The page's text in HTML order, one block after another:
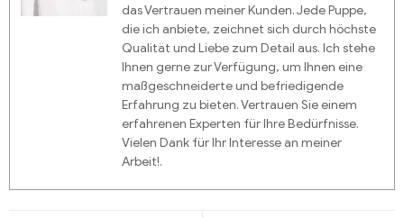
das Vertrauen meiner Kunden. Jede Puppe,
die ich anbiete, zeichnet sich durch höchste
Qualität und Liebe zum Detail aus. Ich stehe
Ihnen gerne zur Verfügung, um Ihnen eine
maßgeschneiderte und befriedigende
Erfahrung zu bieten. Vertrauen Sie einem
erfahrenen Experten für Ihre Bedürfnisse.
Vielen Dank für Ihr Interesse an meiner
Arbeit!.